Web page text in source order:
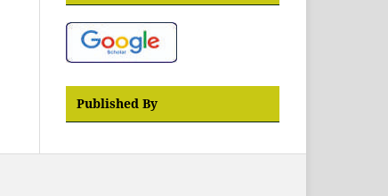
Published By